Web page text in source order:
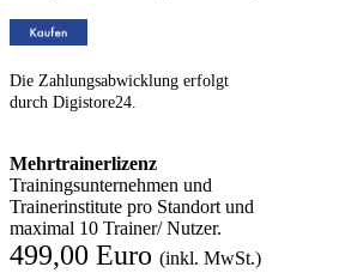
Die Zahlungsabwicklung erfolgt
durch Digistore24.
Mehrtrainerlizenz
Trainingsunternehmen und
Trainerinstitute pro Standort und
maximal 10 Trainer/ Nutzer.
499,00 Euro (inkl. MwSt.)